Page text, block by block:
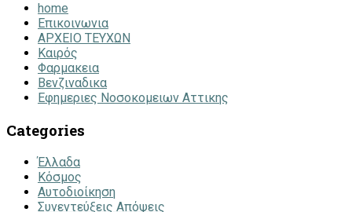
home
Επικοινωνια
ΑΡΧΕΙΟ ΤΕΥΧΩΝ
Καιρός
Φαρμακεια
Βενζιναδικα
Εφημεριες Νοσοκομειων Αττικης
Categories
Έλλαδα
Κόσμος
Αυτοδιοίκηση
Συνεντεύξεις Απόψεις